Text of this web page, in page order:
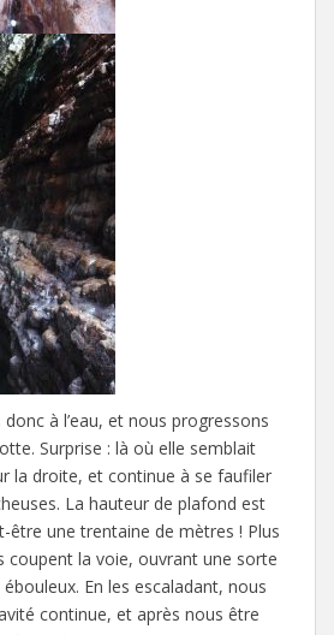
à l’eau, et nous progressons
Surprise : là où elle semblait
la droite, et continue à se faufiler
La hauteur de plafond est
être une trentaine de mètres ! Plus
coupent la voie, ouvrant une sorte
En les escaladant, nous
continue, et après nous être